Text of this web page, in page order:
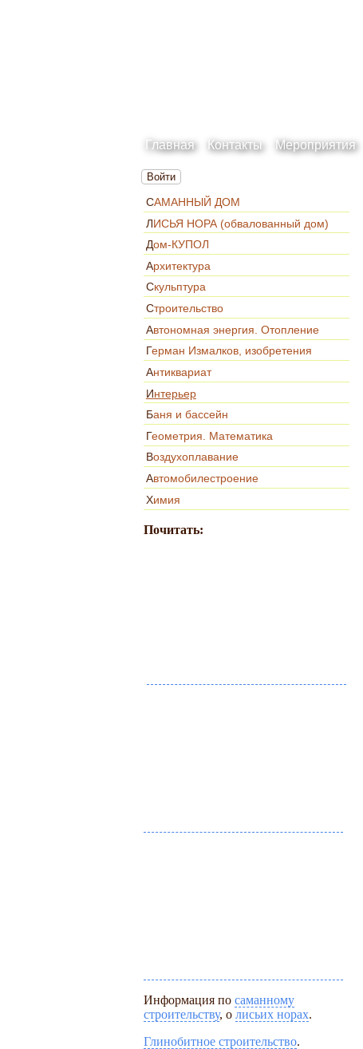
Главная Контакты Мероприятия
Войти
САМАННЫЙ ДОМ
ЛИСЬЯ НОРА (обвалованный дом)
Дом-КУПОЛ
Архитектура
Скульптура
Строительство
Автономная энергия. Отопление
Герман Измалков, изобретения
Антиквариат
Интерьер
Баня и бассейн
Геометрия. Математика
Воздухоплавание
Автомобилестроение
Химия
Почитать:
Информация по саманному
строительству, о лисьих норах.
Глинобитное строительство.